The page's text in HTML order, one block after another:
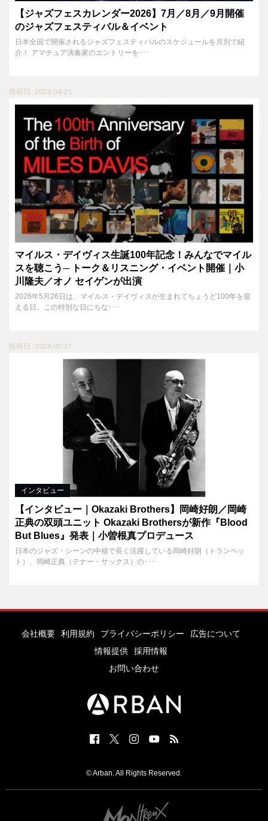
【ジャズフェスカレンダー2026】7月／8月／9月開催
のジャズフェスティバル＆イベント
日本全国で開催されるジャズフェスティバルのスケジュールを月別で紹
介！ アマチュア演奏家のエントリーを･･･
投稿日 : 2026.04.21
マイルス・デイヴィス生誕100年記念！みんなでマイル
スを聴こう─ トーク＆リスニング・イベント開催｜小
川隆夫／オノ セイゲンが出演
2026年5月26日は、マイルス・デイヴィスが生まれてちょうど100年を迎
える日。この特別な日にちな･･･
投稿日 : 2026.03.27
インタビュー
【インタビュー｜Okazaki Brothers】岡崎好朗／岡崎
正典の双頭ユニット Okazaki Brothersが新作『Blood
But Blues』発表｜小曽根真プロデュース
日本のジャズ・シーンの中核で長く活躍している岡崎好朗（トランペッ
ト）、岡崎正典（テナー・サックス）の･･･
会社概要 利用規約 プライバシーポリシー
広告について
情報提供
採用情報
お問い合わせ
© Arban. All Rights Reserved.